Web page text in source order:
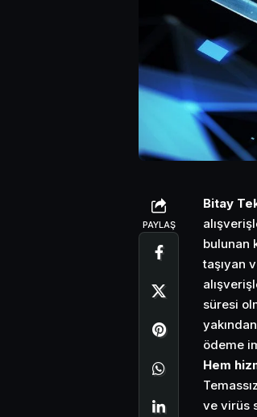
PAYLAŞ
Bitay
bulunan
taşıyan
süresi
ödeme
Hem
ve virüs